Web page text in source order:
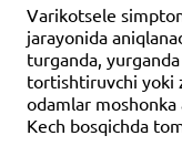
Varikotsele
jarayonida
turganda,
tortishtiruvchi yoki
odamlar
Kech bosqichda